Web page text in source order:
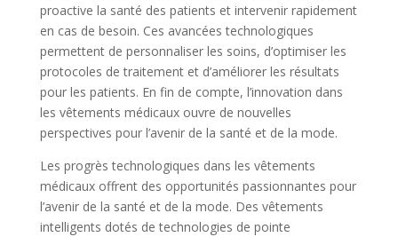
proactive la santé des patients et intervenir rapidement
en cas de besoin. Ces avancées technologiques
permettent de personnaliser les soins, d’optimiser les
protocoles de traitement et d’améliorer les résultats
pour les patients. En fin de compte, l’innovation dans
les vêtements médicaux ouvre de nouvelles
perspectives pour l’avenir de la santé et de la mode.
Les progrès technologiques dans les vêtements
médicaux offrent des opportunités passionnantes pour
l’avenir de la santé et de la mode. Des vêtements
intelligents dotés de technologies de pointe